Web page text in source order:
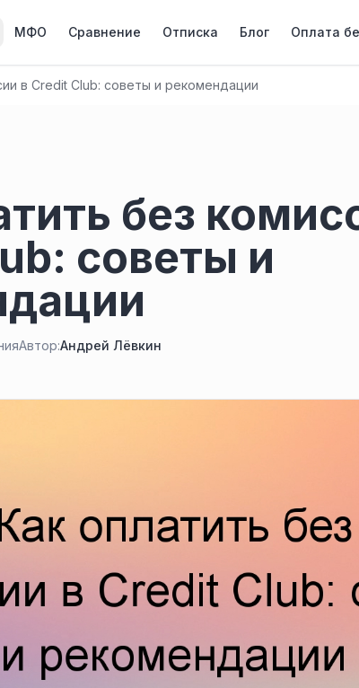
МФО Сравнение Отписка Блог Оплата
в Credit Club: советы и рекомендации
без
советы и
Автор:Андрей Лёвкин